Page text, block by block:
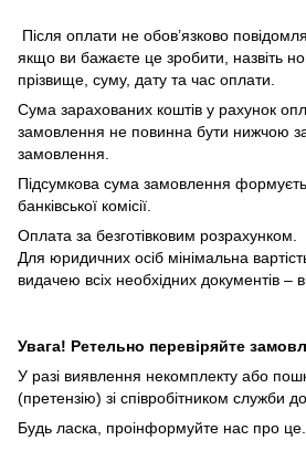
Після оплати не обов’язково
якщо ви бажаєте це зробити, назвіть
прізвище, суму, дату та час оплати.
Сума зарахованих коштів у рахунок
замовлення не повинна бути нижчою
замовлення.
Підсумкова сума замовлення
банківської комісії.
Оплата за безготівковим розрахунком.
Для юридичних осіб мінімальна
видачею всіх необхідних документів –
Увага! Ретельно перевіряйте
У разі виявлення некомплекту або
(претензію) зі співробітником служби
Будь ласка, проінформуйте нас про це.